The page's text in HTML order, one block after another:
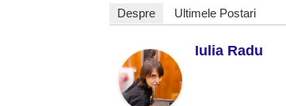
Despre Ultimele Postari
Iulia Radu